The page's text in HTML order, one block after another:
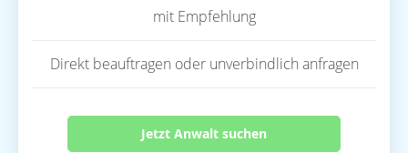
mit Empfehlung
Direkt beauftragen oder unverbindlich anfragen
Jetzt Anwalt suchen